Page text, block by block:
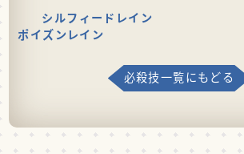
シルフィードレイン
ポイズンレイン
必殺技一覧にもどる